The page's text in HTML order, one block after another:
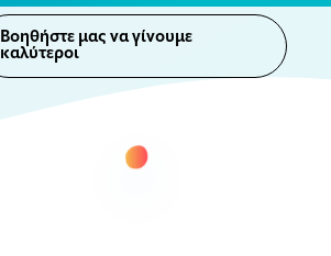
Βοηθήστε μας να γίνουμε
καλύτεροι